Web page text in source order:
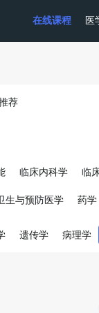
在线课程 医
荐
临床内科学 临
生与预防医学 药学
传染病和突发公共卫
遗传学 病理学